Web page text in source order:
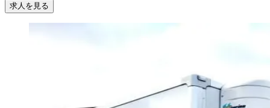
求人を見る